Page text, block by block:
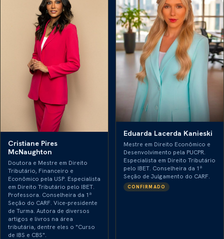
Cristiane Pires
McNaughton
Doutora e Mestre em Direito
Tributário, Financeiro e
Econômico pela USP. Especialista
em Direito Tributário pelo IBET.
Professora. Conselheira da 1ª
Seção do CARF. Vice-presidente
de Turma. Autora de diversos
artigos e livros na área
tributária, dentre eles o "Curso
de IBS e CBS".
Eduarda Lacerda Kanieski
Mestre em Direito Econômico e
Desenvolvimento pela PUCPR.
Especialista em Direito Tributário
pelo IBET. Conselheira da 1ª
Seção de Julgamento do CARF.
CONFIRMADO